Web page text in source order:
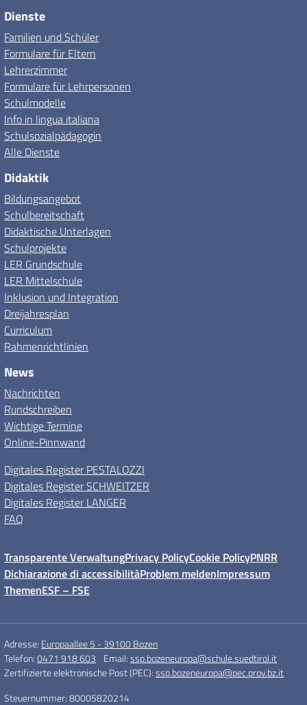
Dienste
Familien und Schüler
Formulare für Eltern
Lehrerzimmer
Formulare für Lehrpersonen
Schulmodelle
Info in lingua italiana
Schulsozialpädagogin
Alle Dienste
Didaktik
Bildungsangebot
Schulbereitschaft
Didaktische Unterlagen
Schulprojekte
LER Grundschule
LER Mittelschule
Inklusion und Integration
Dreijahresplan
Curriculum
Rahmenrichtlinien
News
Nachrichten
Rundschreiben
Wichtige Termine
Online-Pinnwand
Digitales Register PESTALOZZI
Digitales Register SCHWEITZER
Digitales Register LANGER
FAQ
Transparente VerwaltungPrivacy PolicyCookie PolicyPNRR
Dichiarazione di accessibilitàProblem meldenImpressum
ThemenESF – FSE
Adresse: Europaallee 5 - 39100 Bozen
Telefon:0471 918 603 Email:ssp.bozeneuropa@schule.suedtirol.it
Zertifizierte elektronische Post (PEC):ssp.bozeneuropa@pec.prov.bz.it
Steuernummer: 80005820214